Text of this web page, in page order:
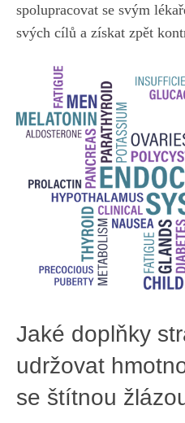
spolupracovat se svým
⁣svých cílů a získat zpět
Jaké doplňky
udržovat
se štítnou​